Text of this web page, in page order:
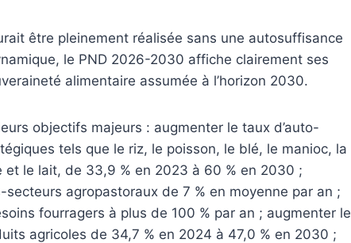
être pleinement réalisée sans une autosuffisance
le PND 2026-2030 affiche clairement ses
alimentaire assumée à l’horizon 2030.
objectifs majeurs : augmenter le taux d’auto-
tels que le riz, le poisson, le blé, le manioc, la
le lait, de 33,9 % en 2023 à 60 % en 2030 ;
agropastoraux de 7 % en moyenne par an ;
fourragers à plus de 100 % par an ; augmenter le
agricoles de 34,7 % en 2024 à 47,0 % en 2030 ;